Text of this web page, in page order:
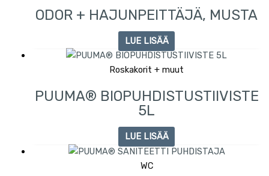
ODOR + HAJUNPEITTÄJÄ, MUSTA
LUE LISÄÄ
Roskakorit + muut
PUUMA® BIOPUHDISTUSTIIVISTE
5L
LUE LISÄÄ
WC